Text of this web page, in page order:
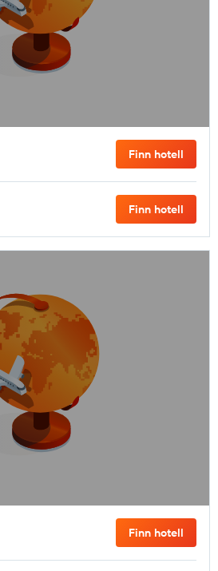
Finn hotell
Finn hotell
Finn hotell